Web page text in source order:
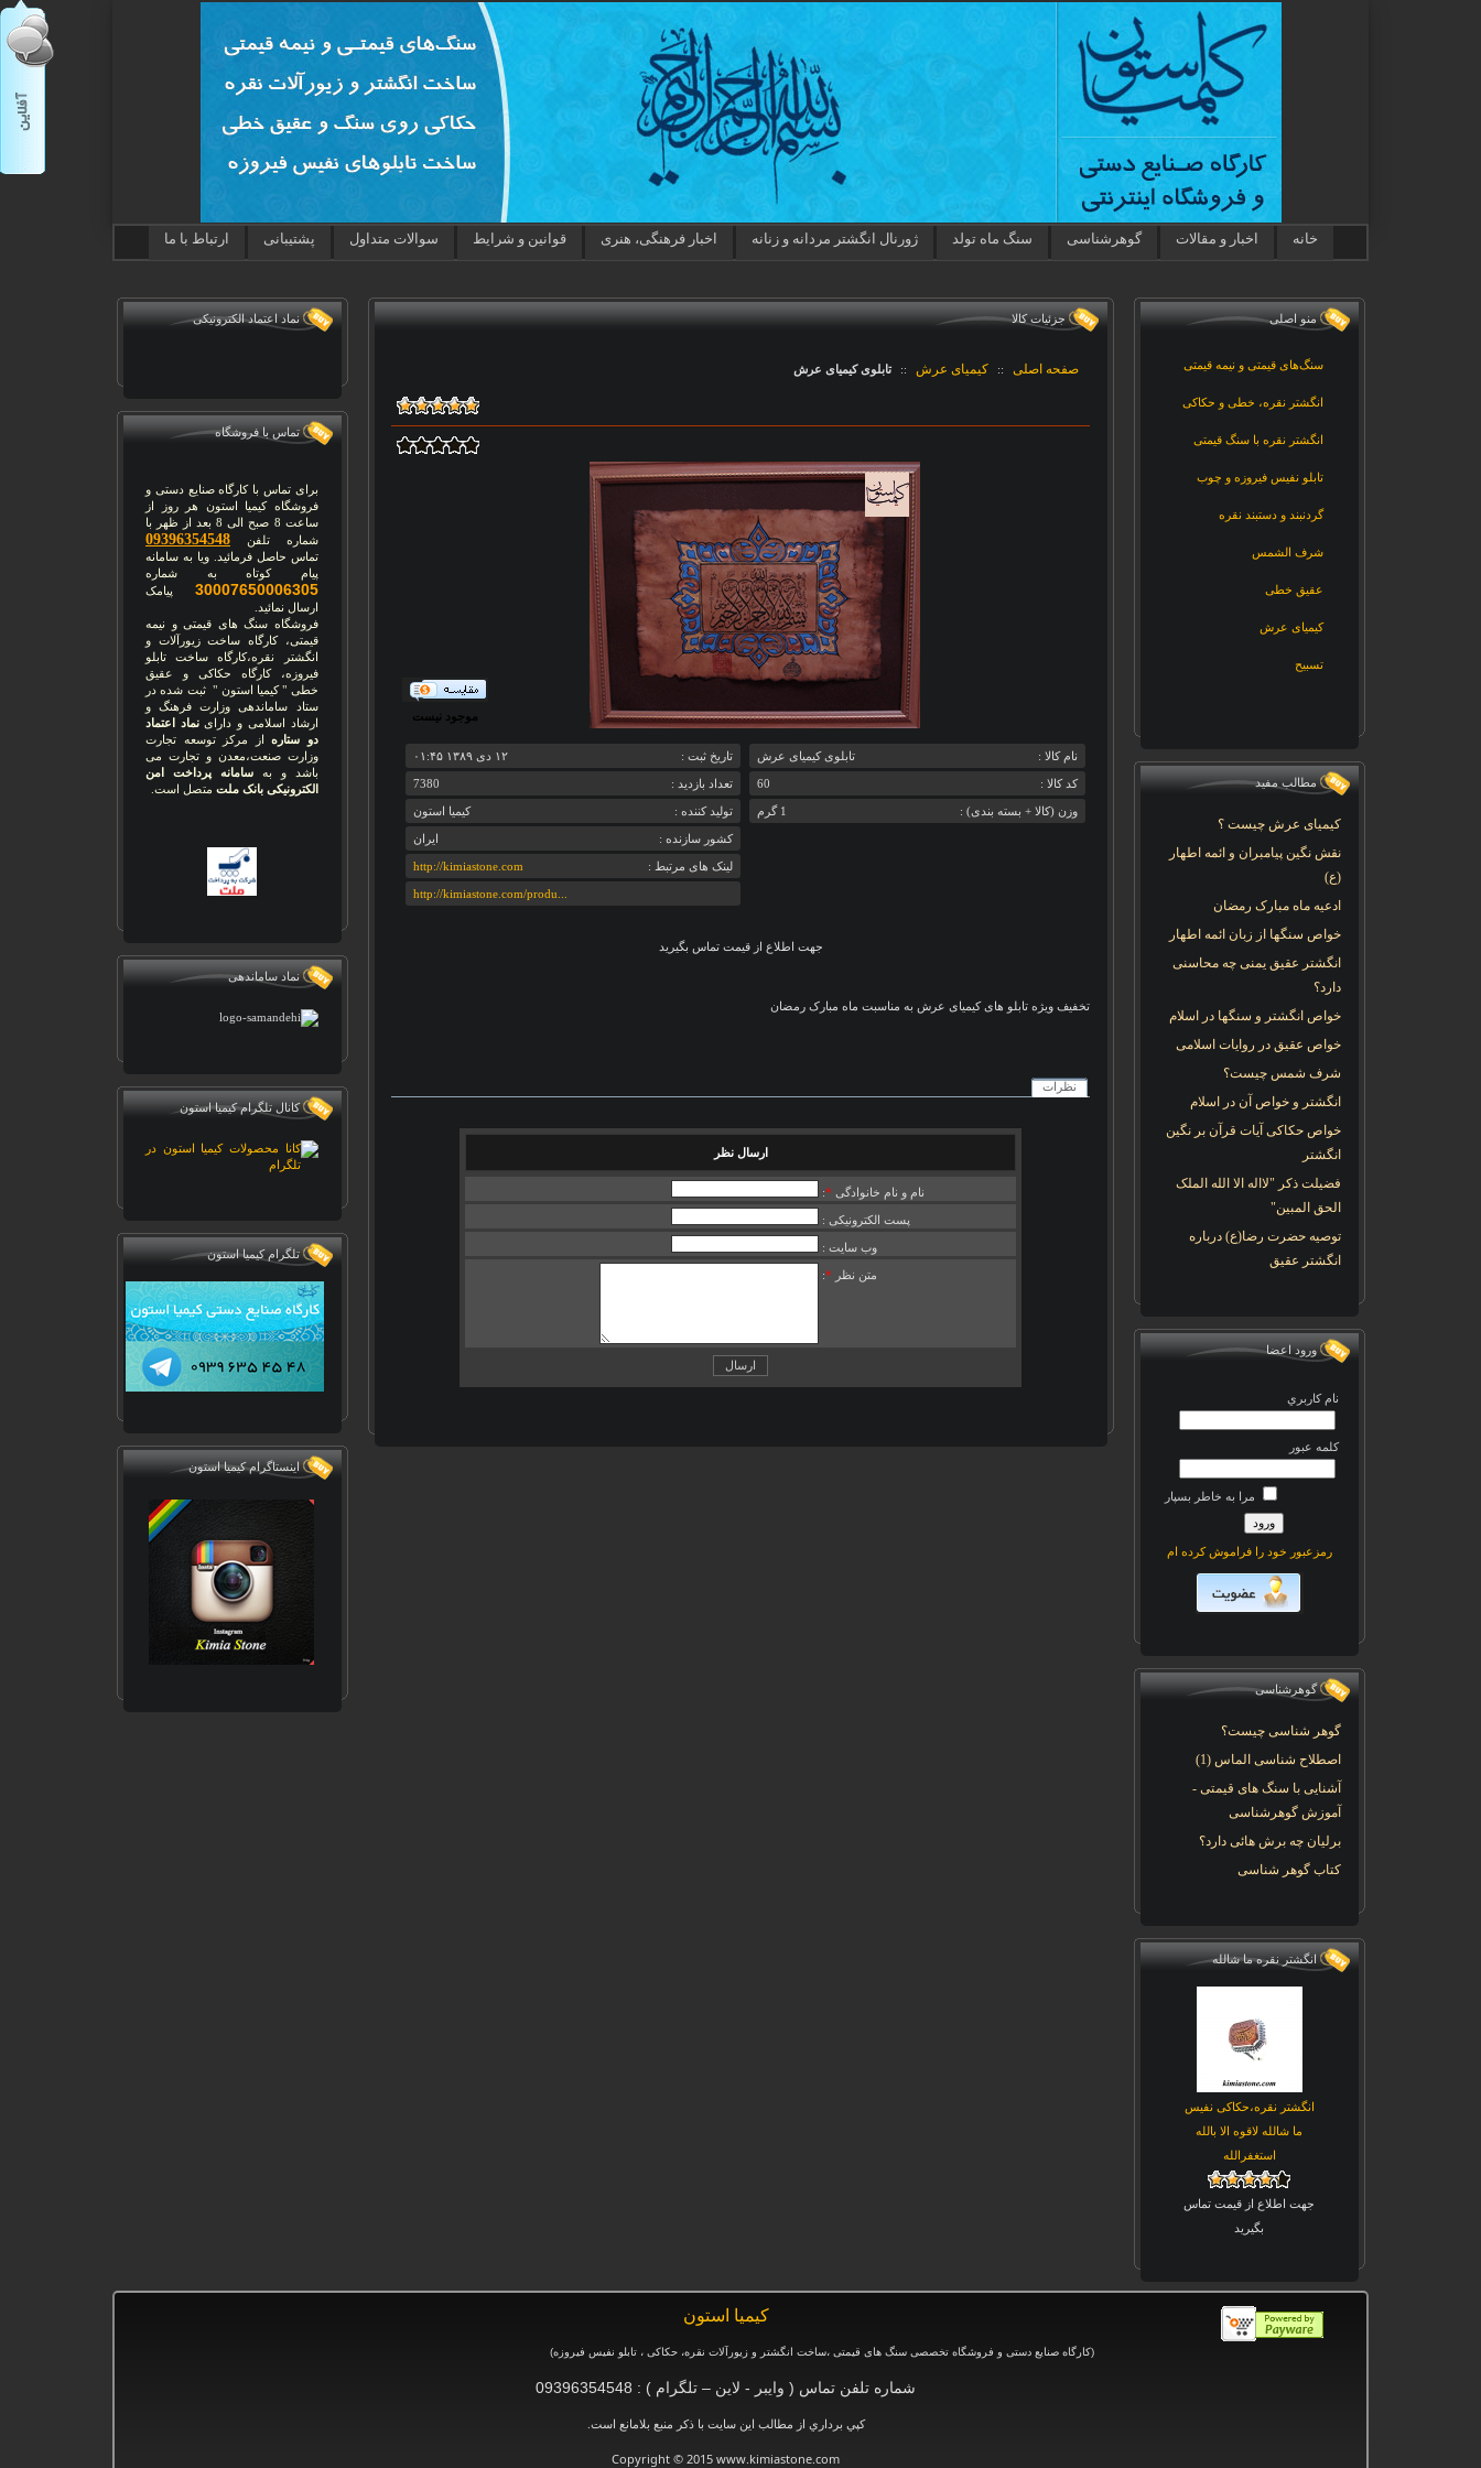
خانه اخبار و مقالات گوهرشناسی سنگ ماه تولد ژورنال انگشتر مردانه و زنانه اخبار فرهنگی، هنری قوانین و شرایط سوالات متداول پشتیبانی ارتباط با ما
منو اصلی
سنگ‌های قیمتی و نیمه قیمتی
انگشتر نقره، خطی و حکاکی
انگشتر نقره با سنگ قیمتی
تابلو نفیس فیروزه و چوب
گردنبند و دستبند نقره
شرف الشمس
عقیق خطی
کیمیای عرش
تسبیح
مطالب مفید
کیمیای عرش چیست ؟
نقش نگین پیامبران و ائمه اطهار
(ع)
ادعیه ماه مبارک رمضان
خواص سنگها از زبان ائمه اطهار
انگشتر عقیق یمنی چه محاسنی
دارد؟
خواص انگشتر و سنگها در اسلام
خواص عقیق در روایات اسلامی
شرف شمس چیست؟
انگشتر و خواص آن در اسلام
خواص حکاکی آیات قرآن بر نگین
انگشتر
فضیلت ذکر "لااله الا الله الملک
الحق المبین"
توصیه حضرت رضا(ع) درباره
انگشتر عقیق
ورود اعضا
نام کاربري
کلمه عبور
مرا به خاطر بسپار
رمزعبور خود را فراموش کرده ام
گوهرشناسی
گوهر شناسی چیست؟
اصطلاح شناسی الماس (1)
آشنایی با سنگ های قیمتی -
آموزش گوهرشناسی
برلیان چه برش هائی دارد؟
کتاب گوهر شناسی
انگشتر نقره ما شالله
انگشتر نقره،حکاکی نفیس
ما شالله لاقوه الا بالله
استغفرالله
جهت اطلاع از قیمت تماس
بگیرید
جزئيات کالا
صفحه اصلی :: کیمیای عرش :: تابلوی کیمیای عرش
موجود نیست
تابلوی کیمیای عرش نام کالا :
60 کد کالا :
1 گرم وزن (کالا + بسته بندی) :
‎۱۲ دی ۱۳۸۹ ۰۱:۴۵ تاريخ ثبت :
7380 تعداد بازديد :
کیمیا استون تولید کننده :
ایران کشور سازنده :
http://kimiastone.com لینک های مرتبط :
http://kimiastone.com/produ...
جهت اطلاع از قیمت تماس بگیرید
تخفیف ویژه تابلو های کیمیای عرش به مناسبت ماه مبارک رمضان
نظرات
ارسال نظر
نام و نام خانوادگی *
:
پست الکترونیکی :
وب سایت :
متن نظر *
:
نماد اعتماد الکترونیکی
تماس با فروشگاه
برای تماس با کارگاه صنایع دستی و
فروشگاه کیمیا استون هر روز از
ساعت 8 صبح الی 8 بعد از ظهر با
شماره تلفن 09396354548
تماس حاصل فرمائید. ویا به سامانه
پیام کوتاه به شماره
30007650006305 پیامک
ارسال نمائید.
فروشگاه سنگ های قیمتی و نیمه
قیمتی، کارگاه ساخت زیورآلات و
انگشتر نقره،کارگاه ساخت تابلو
فیروزه، کارگاه حکاکی و عقیق
خطی " کیمیا استون " ثبت شده در
ستاد ساماندهی وزارت فرهنگ و
ارشاد اسلامی و داراینماد اعتماد
دو ستاره از مرکز توسعه تجارت
وزارت صنعت،معدن و تجارت می
باشد و بهسامانه پرداخت امن
الکترونیکی بانک ملت متصل است.
نماد ساماندهی
کانال تلگرام کیمیا استون
تلگرام کیمیا استون
اینستاگرام کیمیا استون
كيميا استون
(کارگاه صنایع دستی و فروشگاه تخصصی سنگ های قیمتی ،ساخت انگشتر و زیورآلات نقره، حکاکی ، تابلو نفیس فیروزه)
شماره تلفن تماس ( وایبر - لاین – تلگرام ) : 09396354548
كپي برداري از مطالب اين سايت با ذكر منبع بلامانع است
Copyright © 2015 www.kimiastone.com